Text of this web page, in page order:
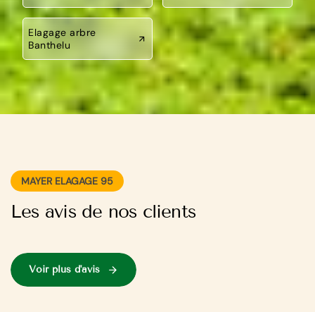
Elagage arbre
Banthelu
MAYER ELAGAGE 95
Les avis de nos clients
Voir plus d'avis